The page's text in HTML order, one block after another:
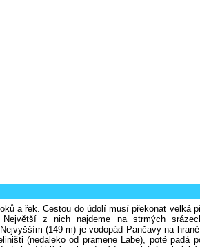
a řek. Cestou do údolí musí překonat velká
z nich najdeme na strmých
(149 m) je vodopád Pančavy na
(nedaleko od pramene Labe), poté padá